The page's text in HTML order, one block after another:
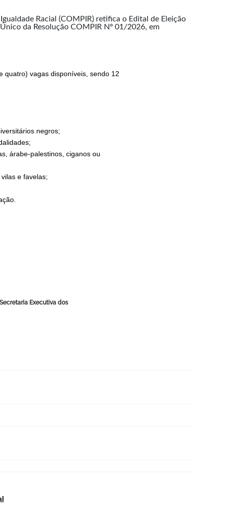
Racial (COMPIR) retifica o Edital de Eleição
da Resolução COMPIR Nº 01/2026, em
quatro) vagas disponíveis, sendo 12
negros;
árabe-palestinos, ciganos ou
e favelas;
Executiva dos